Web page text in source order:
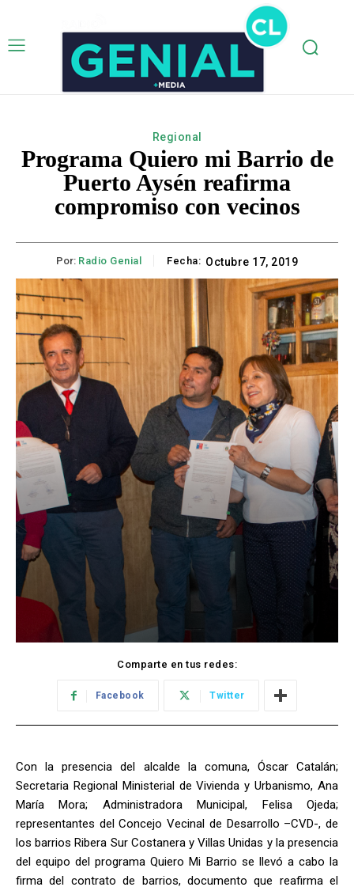
Regional
Programa Quiero mi Barrio de
Puerto Aysén reafirma
compromiso con vecinos
Por: Radio Genial Fecha: Octubre 17, 2019
Comparte en tus redes:
Facebook Twitter
Con la presencia del alcalde la comuna, Óscar Catalán;
Secretaria Regional Ministerial de Vivienda y Urbanismo, Ana
María Mora; Administradora Municipal, Felisa Ojeda;
representantes del Concejo Vecinal de Desarrollo –CVD-, de
los barrios Ribera Sur Costanera y Villas Unidas y la presencia
del equipo del programa Quiero Mi Barrio se llevó a cabo la
firma del contrato de barrios, documento que reafirma el